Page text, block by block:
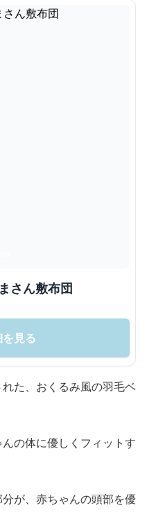
さん敷布団
見る
た、おくるみ風の羽毛ベ
の体に優しくフィットす
が、赤ちゃんの頭部を優